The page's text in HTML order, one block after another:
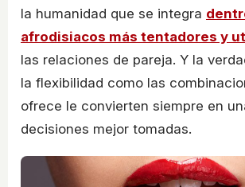
la humanidad que se integra
afrodisiacos más tentadores y
las relaciones de pareja. Y la
la flexibilidad como las
ofrece le convierten siempre en
decisiones mejor tomadas.